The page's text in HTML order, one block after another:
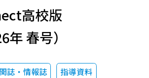
高校版
春号）
誌・情報誌
指導資料